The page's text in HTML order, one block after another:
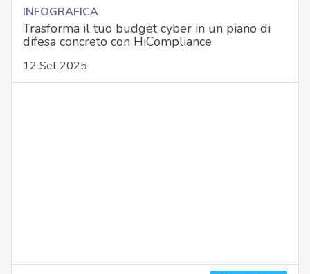
INFOGRAFICA
Trasforma il tuo budget cyber in un piano di
difesa concreto con HiCompliance
12 Set 2025